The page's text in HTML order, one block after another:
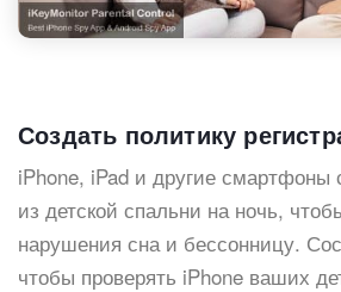
Создать политику
iPhone, iPad и другие смартфоны
из детской спальни на ночь,
нарушения сна и бессонницу.
чтобы проверять iPhone ваших